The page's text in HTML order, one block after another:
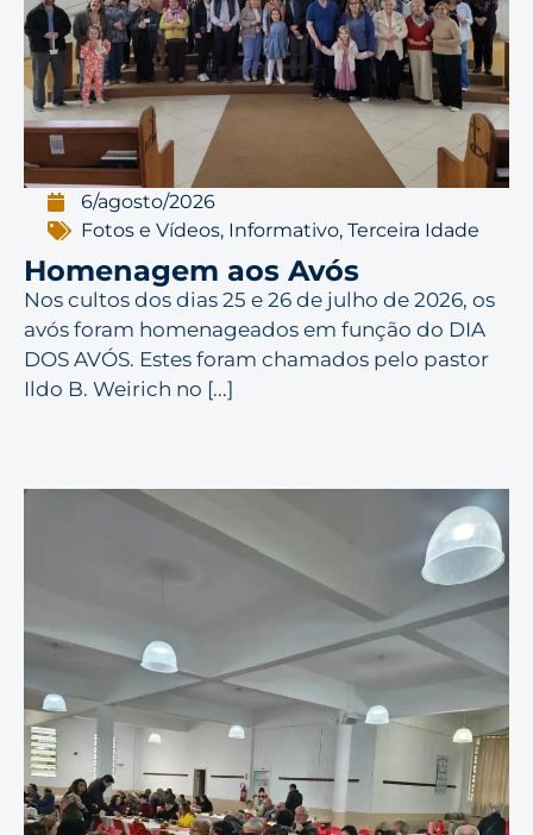
6/agosto/2026
Fotos e Vídeos, Informativo,Terceira Idade
Homenagem aos Avós
Nos cultos dos dias 25 e 26 de julho de 2026, os
avós foram homenageados em função do DIA
DOS AVÓS. Estes foram chamados pelo pastor
Ildo B. Weirich no [...]